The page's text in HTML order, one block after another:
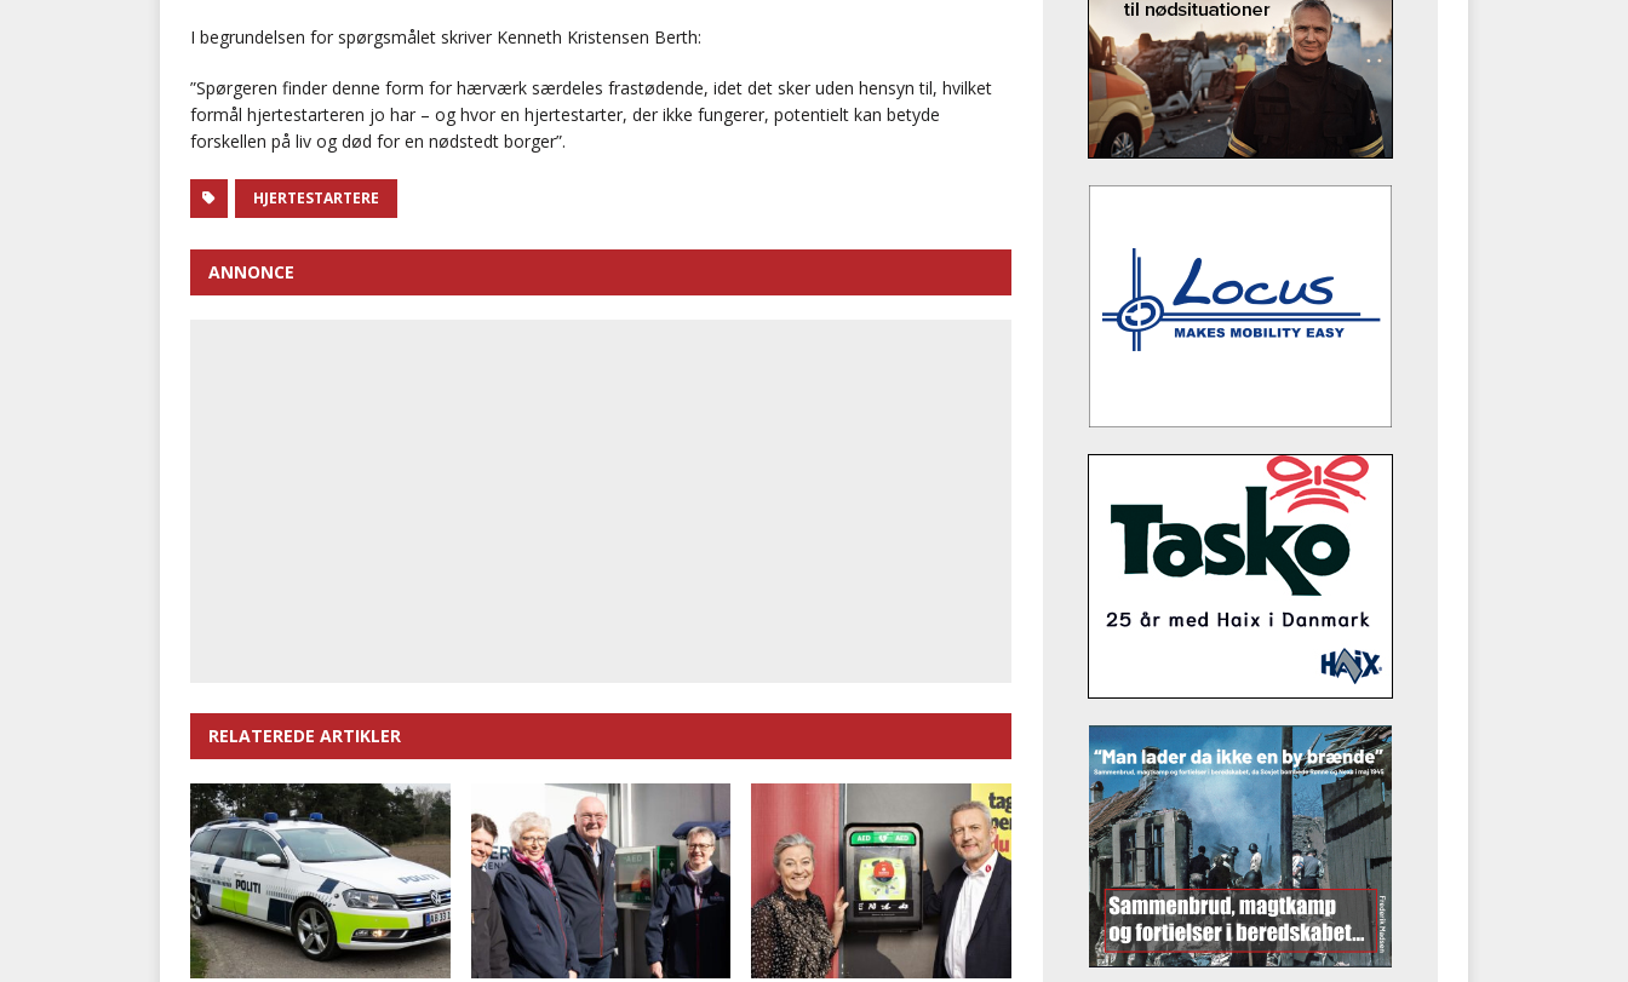
I begrundelsen for spørgsmålet skriver Kenneth Kristensen Berth:
”Spørgeren finder denne form for hærværk særdeles frastødende, idet det sker uden hensyn til, hvilket
formål hjertestarteren jo har – og hvor en hjertestarter, der ikke fungerer, potentielt kan betyde
forskellen på liv og død for en nødstedt borger”.
HJERTESTARTERE
ANNONCE
RELATEREDE ARTIKLER